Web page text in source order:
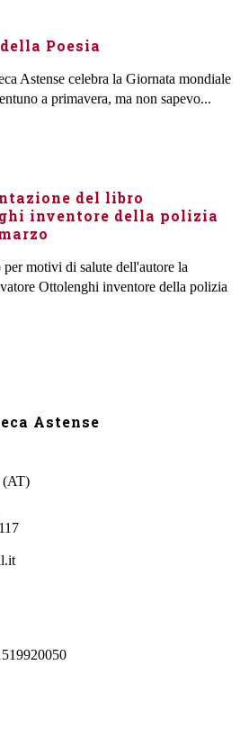
Poesia
Astense celebra la Giornata mondiale
a primavera, ma non sapevo...
del libro
inventore della polizia
motivi di salute dell'autore la
Ottolenghi inventore della polizia
Astense
(AT)